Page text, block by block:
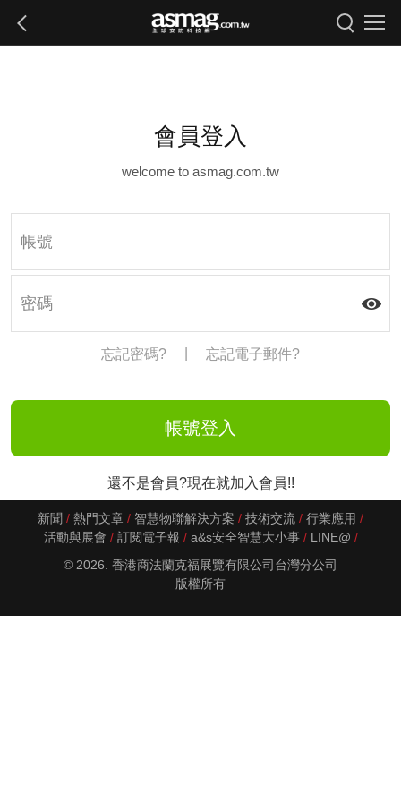
會員登入
welcome to asmag.com.tw
忘記密碼? 忘記電子郵件?
還不是會員?現在就加入會員!!
新聞 熱門文章 智慧物聯解決方案 技術交流
行業應用
活動與展會
訂閱電子報 a&s安全智慧大小事
LINE@
© 2026. 香港商法蘭克福展覽有限公司台灣分公司
版權所有